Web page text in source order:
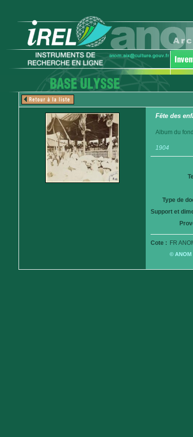
Fête des
Album du
1904
Type de
Support et
Cote : FR
© ANOM